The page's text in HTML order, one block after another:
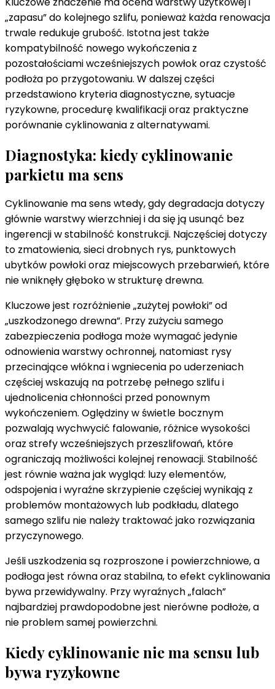
„zapasu” do kolejnego szlifu, ponieważ każda renowacja
trwale redukuje grubość. Istotna jest także
kompatybilność nowego wykończenia z
pozostałościami wcześniejszych powłok oraz czystość
podłoża po przygotowaniu. W dalszej części
przedstawiono kryteria diagnostyczne, sytuacje
ryzykowne, procedurę kwalifikacji oraz praktyczne
porównanie cyklinowania z alternatywami.
Diagnostyka: kiedy cyklinowanie
parkietu ma sens
Cyklinowanie ma sens wtedy, gdy degradacja dotyczy
głównie warstwy wierzchniej i da się ją usunąć bez
ingerencji w stabilność konstrukcji. Najczęściej dotyczy
to zmatowienia, sieci drobnych rys, punktowych
ubytków powłoki oraz miejscowych przebarwień, które
nie wniknęły głęboko w strukturę drewna.
Kluczowe jest rozróżnienie „zużytej powłoki” od
„uszkodzonego drewna”. Przy zużyciu samego
zabezpieczenia podłoga może wymagać jedynie
odnowienia warstwy ochronnej, natomiast rysy
przecinające włókna i wgniecenia po uderzeniach
częściej wskazują na potrzebę pełnego szlifu i
ujednolicenia chłonności przed ponownym
wykończeniem. Oględziny w świetle bocznym
pozwalają wychwycić falowanie, różnice wysokości
oraz strefy wcześniejszych przeszlifowań, które
ograniczają możliwości kolejnej renowacji. Stabilność
jest równie ważna jak wygląd: luzy elementów,
odspojenia i wyraźne skrzypienie częściej wynikają z
problemów montażowych lub podkładu, dlatego
samego szlifu nie należy traktować jako rozwiązania
przyczynowego.
Jeśli uszkodzenia są rozproszone i powierzchniowe, a
podłoga jest równa oraz stabilna, to efekt cyklinowania
bywa przewidywalny. Przy wyraźnych „falach”
najbardziej prawdopodobne jest nierówne podłoże, a
nie problem samej powierzchni.
Kiedy cyklinowanie nie ma sensu lub
bywa ryzykowne